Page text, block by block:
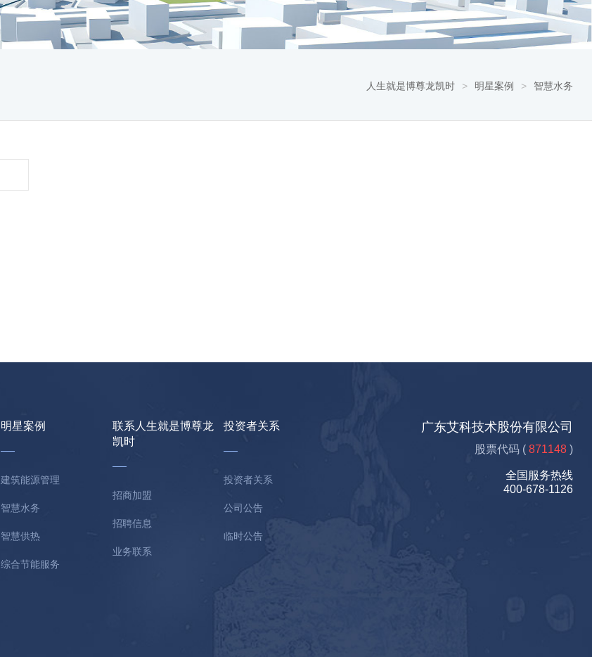
人生就是博尊龙凯时 > 明星案例 > 智慧水务
明星案例
建筑能源管理
智慧水务
智慧供热
综合节能服务
联系人生就是博尊龙
凯时
招商加盟
招聘信息
业务联系
投资者关系
投资者关系
公司公告
临时公告
广东艾科技术股份有限公司
股票代码 (871148 )
全国服务热线
400-678-1126